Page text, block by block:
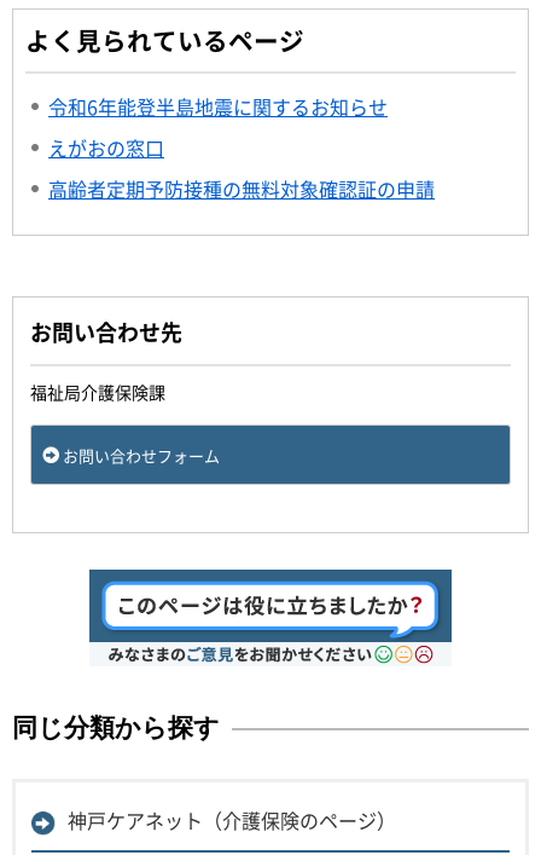
よく見られているページ
令和6年能登半島地震に関するお知らせ
えがおの窓口
高齢者定期予防接種の無料対象確認証の申請
お問い合わせ先
福祉局介護保険課
お問い合わせフォーム
同じ分類から探す
神戸ケアネット（介護保険のページ）